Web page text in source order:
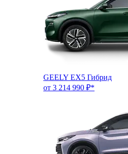
GEELY EX5 Гибрид
от 3 214 990 ₽*